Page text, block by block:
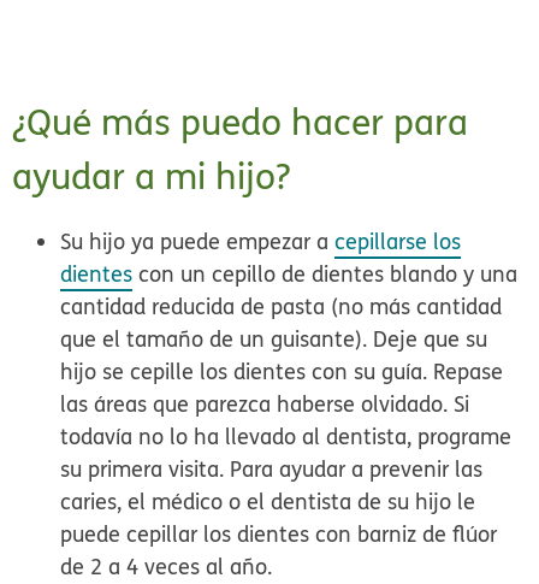
¿Qué más puedo hacer para
ayudar a mi hijo?
Su hijo ya puede empezar acepillarse los
dientes con un cepillo de dientes blando y una
cantidad reducida de pasta (no más cantidad
que el tamaño de un guisante). Deje que su
hijo se cepille los dientes con su guía. Repase
las áreas que parezca haberse olvidado. Si
todavía no lo ha llevado al dentista, programe
su primera visita. Para ayudar a prevenir las
caries, el médico o el dentista de su hijo le
puede cepillar los dientes con barniz de flúor
de 2 a 4 veces al año.